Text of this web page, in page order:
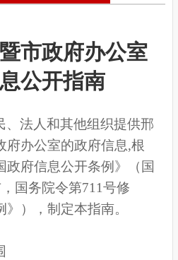
市政府办公室
公开指南
、法人和其他组织提供邢
府办公室的政府信息,根
政府信息公开条例》（国
国务院令第711号修
），制定本指南。